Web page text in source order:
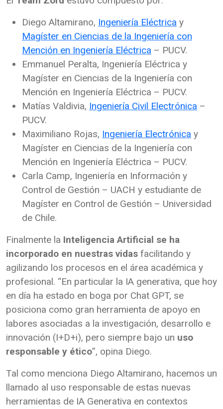
Diego Altamirano, Ingeniería Eléctrica y
Magíster en Ciencias de la Ingeniería con
Mención en Ingeniería Eléctrica – PUCV.
Emmanuel Peralta, Ingeniería Eléctrica y
Magíster en Ciencias de la Ingeniería con
Mención en Ingeniería Eléctrica – PUCV.
Matías Valdivia, Ingeniería Civil Electrónica –
PUCV.
Maximiliano Rojas, Ingeniería Electrónica y
Magíster en Ciencias de la Ingeniería con
Mención en Ingeniería Eléctrica – PUCV.
Carla Camp, Ingeniería en Información y
Control de Gestión – UACH y estudiante de
Magíster en Control de Gestión – Universidad
de Chile.
Finalmente la Inteligencia Artificial se ha
incorporado en nuestras vidas facilitando y
agilizando los procesos en el área académica y
profesional. “En particular la IA generativa, que hoy
en día ha estado en boga por Chat GPT, se
posiciona como gran herramienta de apoyo en
labores asociadas a la investigación, desarrollo e
innovación (I+D+i), pero siempre bajo un uso
responsable y ético”, opina Diego.
Tal como menciona Diego Altamirano, hacemos un
llamado al uso responsable de estas nuevas
herramientas de IA Generativa en contextos